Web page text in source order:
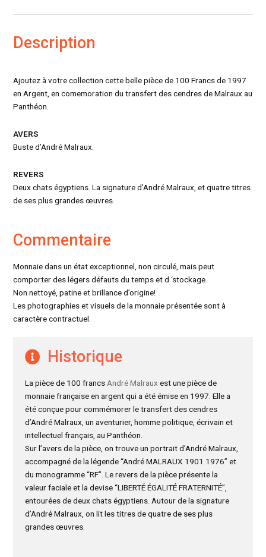
Description
Ajoutez à votre collection cette belle pièce de 100 Francs de 1997
en Argent, en comemoration du transfert des cendres de Malraux au
Panthéon.
AVERS
Buste d’André Malraux.
REVERS
Deux chats égyptiens. La signature d’André Malraux, et quatre titres
de ses plus grandes œuvres.
Commentaire
Monnaie dans un état exceptionnel, non circulé, mais peut
comporter des légers défauts du temps et d ‘stockage.
Non nettoyé, patine et brillance d’origine!
Les photographies et visuels de la monnaie présentée sont à
caractère contractuel.
Historique
La pièce de 100 francs André Malraux est une pièce de
monnaie française en argent qui a été émise en 1997. Elle a
été conçue pour commémorer le transfert des cendres
d’André Malraux, un aventurier, homme politique, écrivain et
intellectuel français, au Panthéon.
Sur l’avers de la pièce, on trouve un portrait d’André Malraux,
accompagné de la légende “André MALRAUX 1901 1976” et
du monogramme “RF”. Le revers de la pièce présente la
valeur faciale et la devise “LIBERTÉ ÉGALITÉ FRATERNITÉ”,
entourées de deux chats égyptiens. Autour de la signature
d’André Malraux, on lit les titres de quatre de ses plus
grandes œuvres.